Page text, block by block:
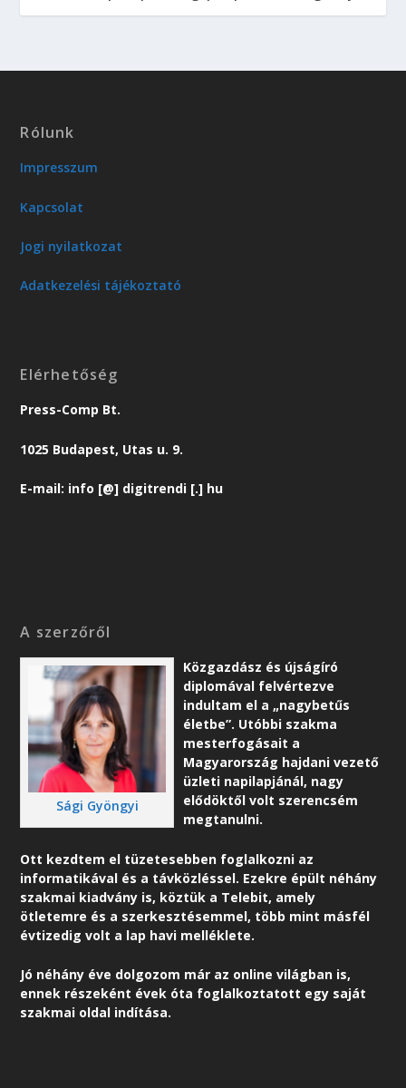
Rólunk
Impresszum
Kapcsolat
Jogi nyilatkozat
Adatkezelési tájékoztató
Elérhetőség
Press-Comp Bt.
1025 Budapest, Utas u. 9.
E-mail: info [@] digitrendi [.] hu
A szerzőről
Sági Gyöngyi
Közgazdász és újságíró
diplomával felvértezve
indultam el a „nagybetűs
életbe”. Utóbbi szakma
mesterfogásait a
Magyarország hajdani vezető
üzleti napilapjánál, nagy
elődöktől volt szerencsém
megtanulni.
Ott kezdtem el tüzetesebben foglalkozni az
informatikával és a távközléssel. Ezekre épült néhány
szakmai kiadvány is, köztük a Telebit, amely
ötletemre és a szerkesztésemmel, több mint másfél
évtizedig volt a lap havi melléklete.
Jó néhány éve dolgozom már az online világban is,
ennek részeként évek óta foglalkoztatott egy saját
szakmai oldal indítása.